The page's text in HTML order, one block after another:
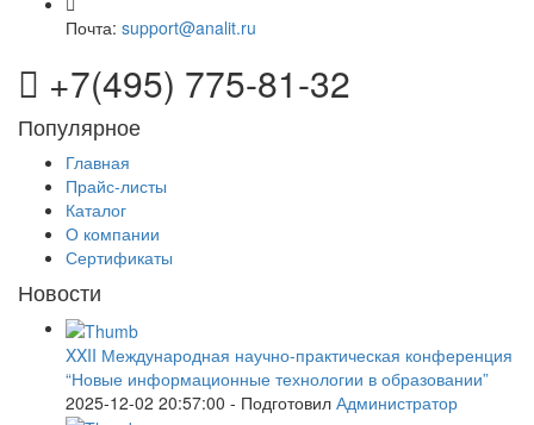
Почта: support@analit.ru
+7(495) 775-81-32
Популярное
Главная
Прайс-листы
Каталог
О компании
Сертификаты
Новости
XXII Международная научно-практическая конференция
“Новые информационные технологии в образовании”
2025-12-02 20:57:00 - Подготовил Администратор